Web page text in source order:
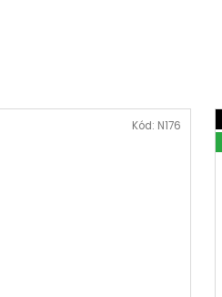
Kód: N176